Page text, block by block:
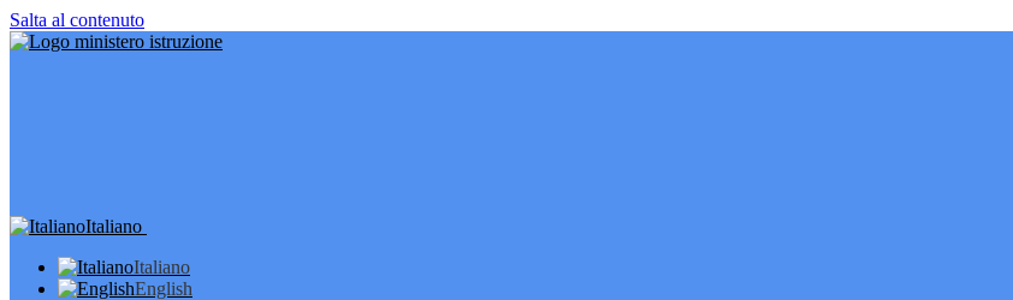
Salta al contenuto
Italiano
Italiano
English